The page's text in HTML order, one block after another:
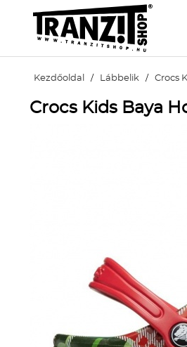
Kezdőoldal / Lábbelik / Crocs
Crocs Kids Baya